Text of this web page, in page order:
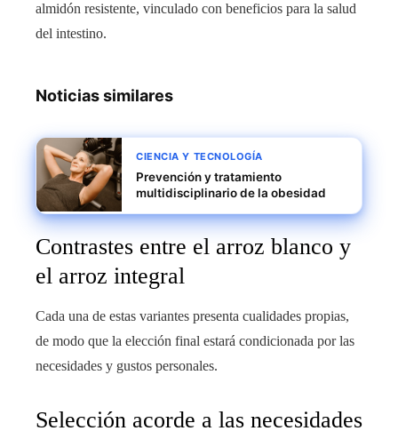
almidón resistente, vinculado con beneficios para la salud
del intestino.
Noticias similares
CIENCIA Y TECNOLOGÍA
Prevención y tratamiento
multidisciplinario de la obesidad
Contrastes entre el arroz blanco y
el arroz integral
Cada una de estas variantes presenta cualidades propias,
de modo que la elección final estará condicionada por las
necesidades y gustos personales.
Selección acorde a las necesidades